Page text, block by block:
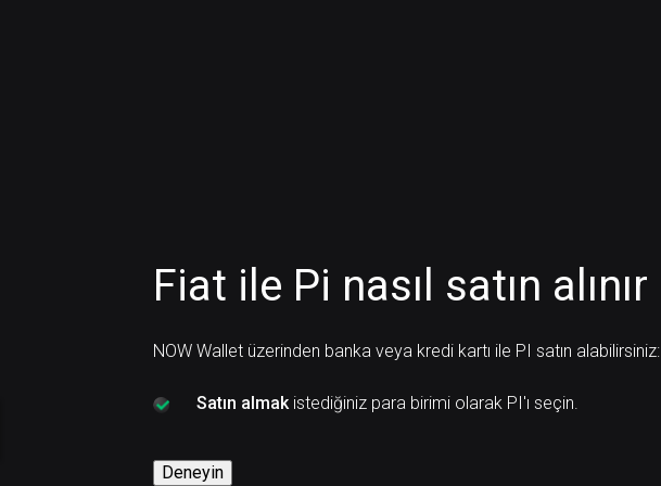
Fiat ile Pi nasıl satın alınır
NOW Wallet üzerinden banka veya kredi kartı ile PI satın alabilirsiniz:
Satın almakistediğiniz para birimi olarak PI'ı seçin.
Deneyin